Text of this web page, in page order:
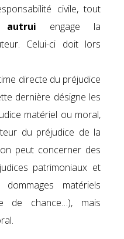
civile, tout
autrui engage la
Celui-ci doit lors
directe du préjudice
dernière désigne les
matériel ou moral,
du préjudice de la
peut concerner des
patrimoniaux et
matériels
de chance…), mais